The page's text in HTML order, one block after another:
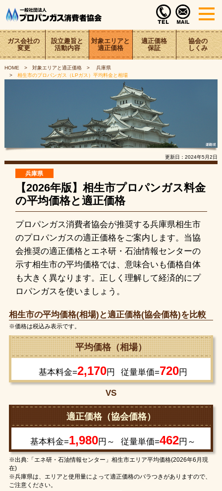
ガス会社の
変更
設立趣旨と
活動内容
対象エリアと
適正価格
適正価格
保証
協会の
しくみ
HOME 対象エリアと適正価格
兵庫県
相生市のプロパンガス（LPガス）平均料金と相場
更新日： 2024年5月2日
兵庫県
【2026年版】相生市プロパンガス料金
の平均価格と適正価格
プロパンガス消費者協会が推奨する兵庫県相生市
のプロパンガスの適正価格をご案内します。当協
会推奨の適正価格とエネ研・石油情報センターの
示す相生市の平均価格では、意味合いも価格自体
も大きく異なります。正しく理解して経済的にプ
ロパンガスを使いましょう。
相生市の平均価格(相場)と適正価格(協会価格)を比較
※価格は税込み表示です。
平均価格（相場）
基本料金=2,170円 従量単価=720円
VS
適正価格（協会価格）
基本料金=1,980円～ 従量単価=462円～
※出典:「エネ研・石油情報センター」相生市エリア平均価格(2026年6月現
在)
※兵庫県は、エリアと使用量によって適正価格のバラつきがありますので、
ご注意ください。